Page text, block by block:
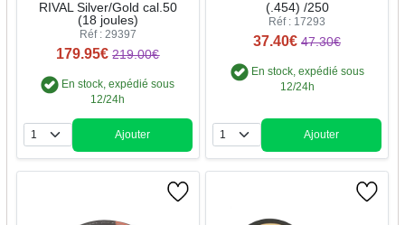
RIVAL Silver/Gold cal.50
(18 joules)
Réf : 29397
179.95€ 219.00€
En stock, expédié sous
12/24h
Quantité
Ajouter
(.454) /250
Réf : 17293
37.40€ 47.30€
En stock, expédié sous
12/24h
Quantité
Ajouter